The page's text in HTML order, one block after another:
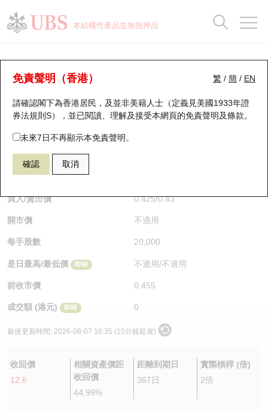
本結構性產品並無抵押品
繁 / 簡 / EN
免責聲明（香港）
請確認閣下為香港居民，及並非美籍人士（定義見美國1933年證
券法規則S），並已閱讀、理解及接受本網頁的免責聲明及條款。
未來7日不再顯示本免責聲明。
確認 取消
牛熊證分析儀
表現 街貨統計 比較
68834 瑞銀熊證 1093 石藥集團
$0.435 0.02
買入/賣出價 0.425/0.43
開市價 不適用
每手股數 20,000
是日最高/最低價 即時 不適用/不適用
前收市價 0.455
成交額 (港元) 即時 0
最後更新時間: 2026-08-07 16:35 (15分鐘延遲)
收回價
12.6
相關資產價距
收回價
44.99%
距離到期日
367日
實際槓桿 (倍)
2倍
瑞銀認股證一覽
新發行瑞銀認股證
即將到期認股證
認股證到期結算價查詢
認股證分析儀
認股證速算機
認股證/牛熊證日誌
認股證文件及公告
街貨統計
比較
牛熊全景快搜
牛熊證搜尋
牛熊證街貨分佈圖
正股牛熊證列表
新發行瑞銀牛熊證
已收回牛熊證剩餘價值
牛熊證到期結算價查詢
牛熊證分析儀
牛熊證文件及公告
街貨統計
比較
十大升幅/跌幅
十大認股證成交分佈
十天股證佔大市成交
資金流
街貨統計
三十大平均引伸波幅
正股分析儀
二十大活躍股份
恒指成份股
國指成份股
科指成份股
相關資產沽空
中資ETFs溢價比較
AH 股價對照
持股比重
顯示所有持股比重
每月輪證大市專題
輪證專欄
講座及教育短片
認股證投資者教育
牛熊證投資者教育
認股證牛熊證常問問題